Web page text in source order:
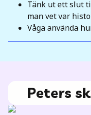
Tänk ut ett slut
man vet var
Våga använda
Peters